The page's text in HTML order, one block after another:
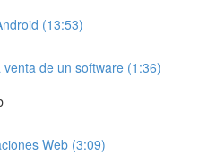
(13:53)
de un software (1:36)
Web (3:09)